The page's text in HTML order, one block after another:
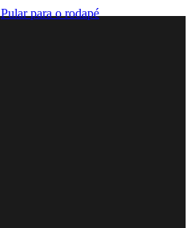
Pular para o rodapé